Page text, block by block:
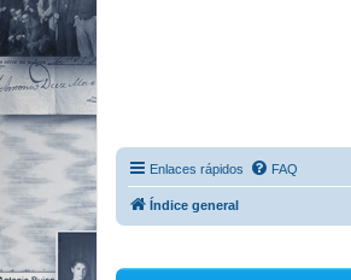
Enlaces rápidos FAQ
Índice general